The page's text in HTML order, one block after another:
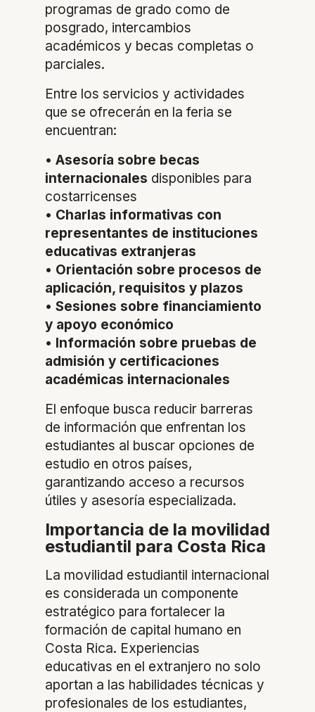
programas de grado como de
posgrado, intercambios
académicos y becas completas o
parciales.
Entre los servicios y actividades
que se ofrecerán en la feria se
encuentran:
• Asesoría sobre becas
internacionales disponibles para
costarricenses
• Charlas informativas con
representantes de instituciones
educativas extranjeras
• Orientación sobre procesos de
aplicación, requisitos y plazos
• Sesiones sobre financiamiento
y apoyo económico
• Información sobre pruebas de
admisión y certificaciones
académicas internacionales
El enfoque busca reducir barreras
de información que enfrentan los
estudiantes al buscar opciones de
estudio en otros países,
garantizando acceso a recursos
útiles y asesoría especializada.
Importancia de la movilidad
estudiantil para Costa Rica
La movilidad estudiantil internacional
es considerada un componente
estratégico para fortalecer la
formación de capital humano en
Costa Rica. Experiencias
educativas en el extranjero no solo
aportan a las habilidades técnicas y
profesionales de los estudiantes,